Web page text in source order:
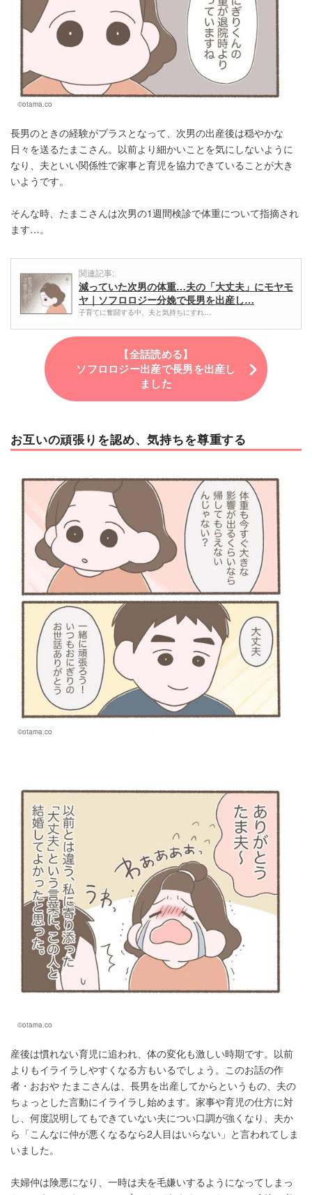
©otama.co
長男のときの経験がプラスとなって、次男の出産後は穏やかな
日々を送るたまこさん。以前より細かいことを気にしないように
なり、夫といい関係性で家事と育児を協力できていることが大き
いようです。
そんな時、たまこさんは次男の1週間検診で体重について指摘され
ます…。
関連記事:
減っていた次男の体重…夫の「大丈夫」にモヤモ
ヤ｜ソフロロジー分娩で長男を出産し…
子育てに奮闘する中、夫と気持ちにすれ…
【全話読める】
ソフロロジー出産で長男を出産し
ました
お互いの頑張りを認め、気持ちを尊重する
©otama.co
©otama.co
産後は慣れない育児に追われ、体の変化も激しい時期です。以前
よりもイライラしやすくなる方もいるでしょう。このお話の作
者・おおや たまこさんは、長男を出産してからというもの、夫の
ちょっとした言動にイライラし始めます。家事や育児の仕方に対
し、何度説明してもできていない夫につい口調が強くなり、夫か
ら「こんなに仲が悪くなるなら2人目はいらない」と言われてしま
いました。
夫婦仲は険悪になり、一時は夫を毛嫌いするようになってしまっ